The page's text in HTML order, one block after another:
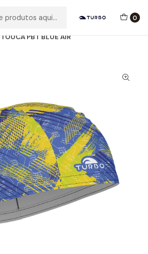
0
TOUCA PBT BLUE AIR